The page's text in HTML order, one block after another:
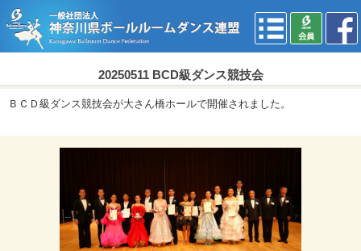
20250511 BCD級ダンス競技会
ＢＣＤ級ダンス競技会が大さん橋ホールで開催されました。